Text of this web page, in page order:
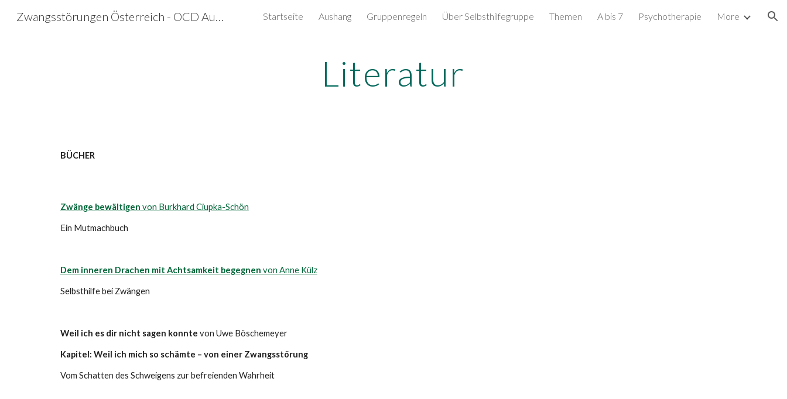
Skip to main content Skip to navigation
Zwangsstörungen Österreich - OCD Austria Startseite Aushang Gruppenregeln Über Selbsthilfegruppe Themen A bis 7 Psychotherapie More
Literatur
BÜCHER
Zwänge bewältigen von Burkhard Ciupka-Schön
Ein Mutmachbuch
Dem inneren Drachen mit Achtsamkeit begegnen von Anne Külz
Selbsthilfe bei Zwängen
Weil ich es dir nicht sagen konnte von Uwe Böschemeyer
Kapitel: Weil ich mich so schämte – von einer Zwangsstörung
Vom Schatten des Schweigens zur befreienden Wahrheit